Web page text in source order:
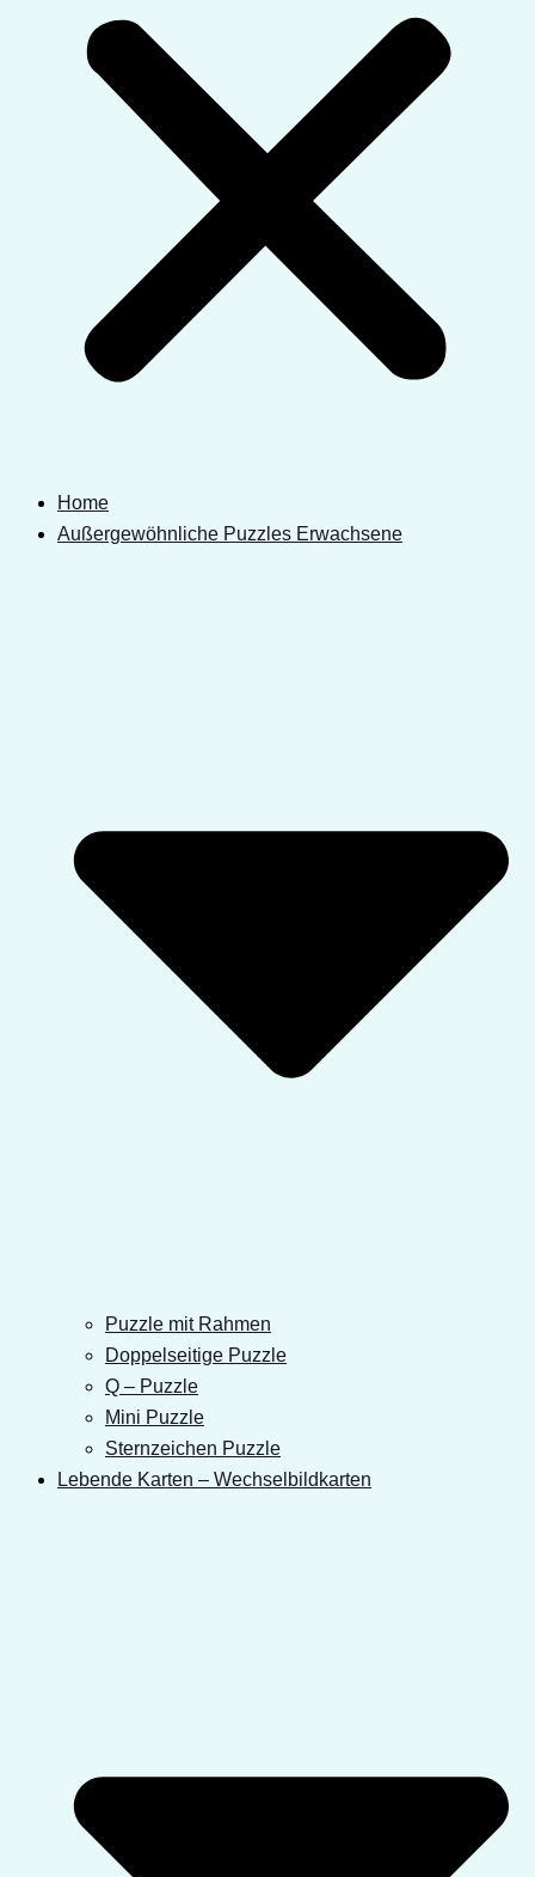
Home
Außergewöhnliche Puzzles Erwachsene
Puzzle mit Rahmen
Doppelseitige Puzzle
Q – Puzzle
Mini Puzzle
Sternzeichen Puzzle
Lebende Karten – Wechselbildkarten